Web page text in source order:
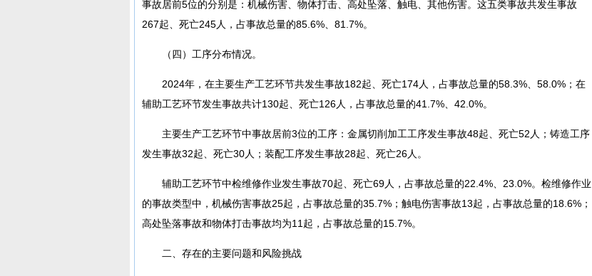
事故居前5位的分别是：机械伤害、物体打击、高处坠落、触电、其他伤害。这五类事故共发生事故
267起、死亡245人，占事故总量的85.6%、81.7%。
（四）工序分布情况。
2024年，在主要生产工艺环节共发生事故182起、死亡174人，占事故总量的58.3%、58.0%；在
辅助工艺环节发生事故共计130起、死亡126人，占事故总量的41.7%、42.0%。
主要生产工艺环节中事故居前3位的工序：金属切削加工工序发生事故48起、死亡52人；铸造工序
发生事故32起、死亡30人；装配工序发生事故28起、死亡26人。
辅助工艺环节中检维修作业发生事故70起、死亡69人，占事故总量的22.4%、23.0%。检维修作业
的事故类型中，机械伤害事故25起，占事故总量的35.7%；触电伤害事故13起，占事故总量的18.6%；
高处坠落事故和物体打击事故均为11起，占事故总量的15.7%。
二、存在的主要问题和风险挑战